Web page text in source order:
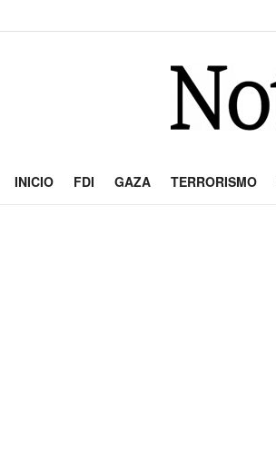
INICIO FDI GAZA TERRORISMO